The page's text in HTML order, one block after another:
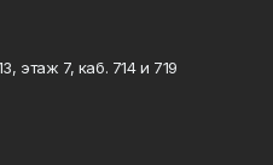
этаж 7, каб. 714 и 719